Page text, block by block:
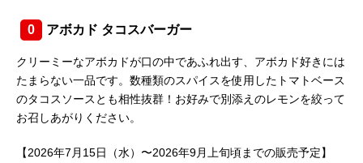
0 アボカド タコスバーガー
クリーミーなアボカドが口の中であふれ出す、アボカド好きには
たまらない一品です。数種類のスパイスを使用したトマトベース
のタコスソースとも相性抜群！お好みで別添えのレモンを絞って
お召しあがりください。
【2026年7月15日（水）〜2026年9月上旬頃までの販売予定】